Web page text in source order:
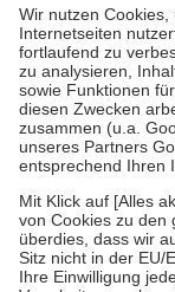
höchstens zehn Euro.
Kosten der Leistung
Diese Regeln gelten
Bei Heilmitteln und
Zuzahlung zehn
Verordnung.
Um das
stärken und die
fallenkeine
• Kindern und
mit Ausnahme der
• Untersuchungen